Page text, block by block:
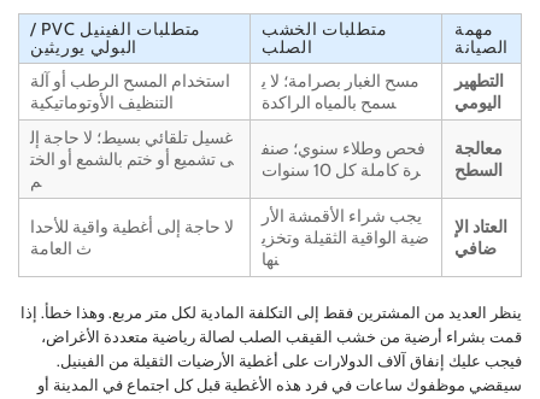
مهمة
الصيانة
متطلبات الخشب
الصلب
متطلبات الفينيل PVC /
البولي يوريثين
التطهير
اليومي
مسح الغبار بصرامة؛ لا ي
سمح بالمياه الراكدة
استخدام المسح الرطب أو آلة
التنظيف الأوتوماتيكية
معالجة
السطح
فحص وطلاء سنوي؛ صنف
رة كاملة كل 10 سنوات
غسيل تلقائي بسيط؛ لا حاجة إل
ى تشميع أو ختم بالشمع أو الخت
العتاد الإ
ضافي
يجب شراء الأقمشة الأر
ضية الواقية الثقيلة وتخزي
نها
لا حاجة إلى أغطية واقية للأحدا
ث العامة
ينظر العديد من المشترين فقط إلى التكلفة المادية لكل متر مربع. وهذا خطأ. إذا
قمت بشراء أرضية من خشب القيقب الصلب لصالة رياضية متعددة الأغراض،
فيجب عليك إنفاق آلاف الدولارات على أغطية الأرضيات الثقيلة من الفينيل.
سيقضي موظفوك ساعات في فرد هذه الأغطية قبل كل اجتماع في المدينة أو